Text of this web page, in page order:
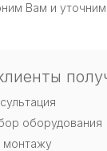
Вам и уточним
оборудования
монтажу